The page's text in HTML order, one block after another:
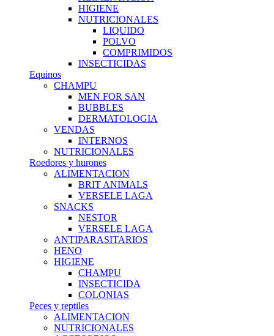
HIGIENE
NUTRICIONALES
LIQUIDO
POLVO
COMPRIMIDOS
INSECTICIDAS
Equinos
CHAMPU
MEN FOR SAN
BUBBLES
DERMATOLOGIA
VENDAS
INTERNOS
NUTRICIONALES
Roedores y hurones
ALIMENTACION
BRIT ANIMALS
VERSELE LAGA
SNACKS
NESTOR
VERSELE LAGA
ANTIPARASITARIOS
HENO
HIGIENE
CHAMPU
INSECTICIDA
COLONIAS
Peces y reptiles
ALIMENTACION
NUTRICIONALES